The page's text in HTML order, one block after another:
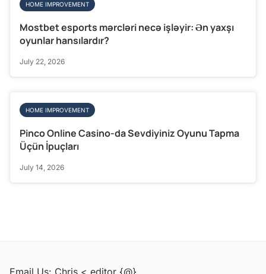
HOME IMPROVEMENT
Mostbet esports mərcləri necə işləyir: Ən yaxşı
oyunlar hansılardır?
July 22, 2026
HOME IMPROVEMENT
Pinco Online Casino-da Sevdiyiniz Oyunu Tapma
Üçün İpuçları
July 14, 2026